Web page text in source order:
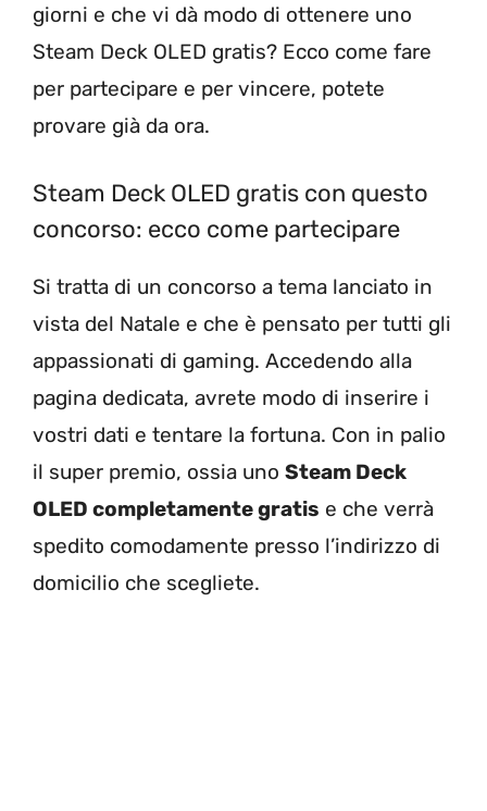
giorni e che vi dà modo di ottenere uno
Steam Deck OLED gratis? Ecco come fare
per partecipare e per vincere, potete
provare già da ora.
Steam Deck OLED gratis con questo
concorso: ecco come partecipare
Si tratta di un concorso a tema lanciato in
vista del Natale e che è pensato per tutti gli
appassionati di gaming. Accedendo alla
pagina dedicata, avrete modo di inserire i
vostri dati e tentare la fortuna. Con in palio
il super premio, ossia uno Steam Deck
OLED completamente gratis e che verrà
spedito comodamente presso l’indirizzo di
domicilio che scegliete.